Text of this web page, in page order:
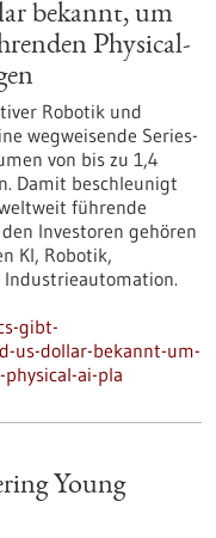
bekannt, um
Physical-
Robotik und
wegweisende Series-
von bis zu 1,4
Damit beschleunigt
führende
Investoren gehören
KI, Robotik,
gibt-
us-dollar-bekannt-um-
ai-pla
Young